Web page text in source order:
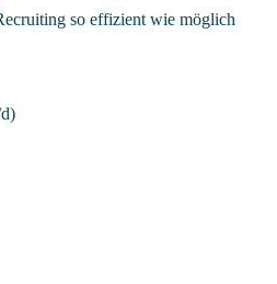
so effizient wie möglich